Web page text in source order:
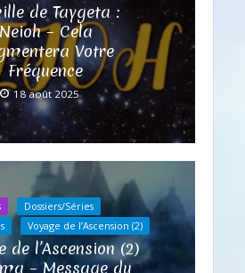
de Taygeta :
– Cela
Votre
Fréquence
18 août 2025
Dossiers/Séries
Voyage de l’Ascension (2)
de l’Ascension (2)
– Message du